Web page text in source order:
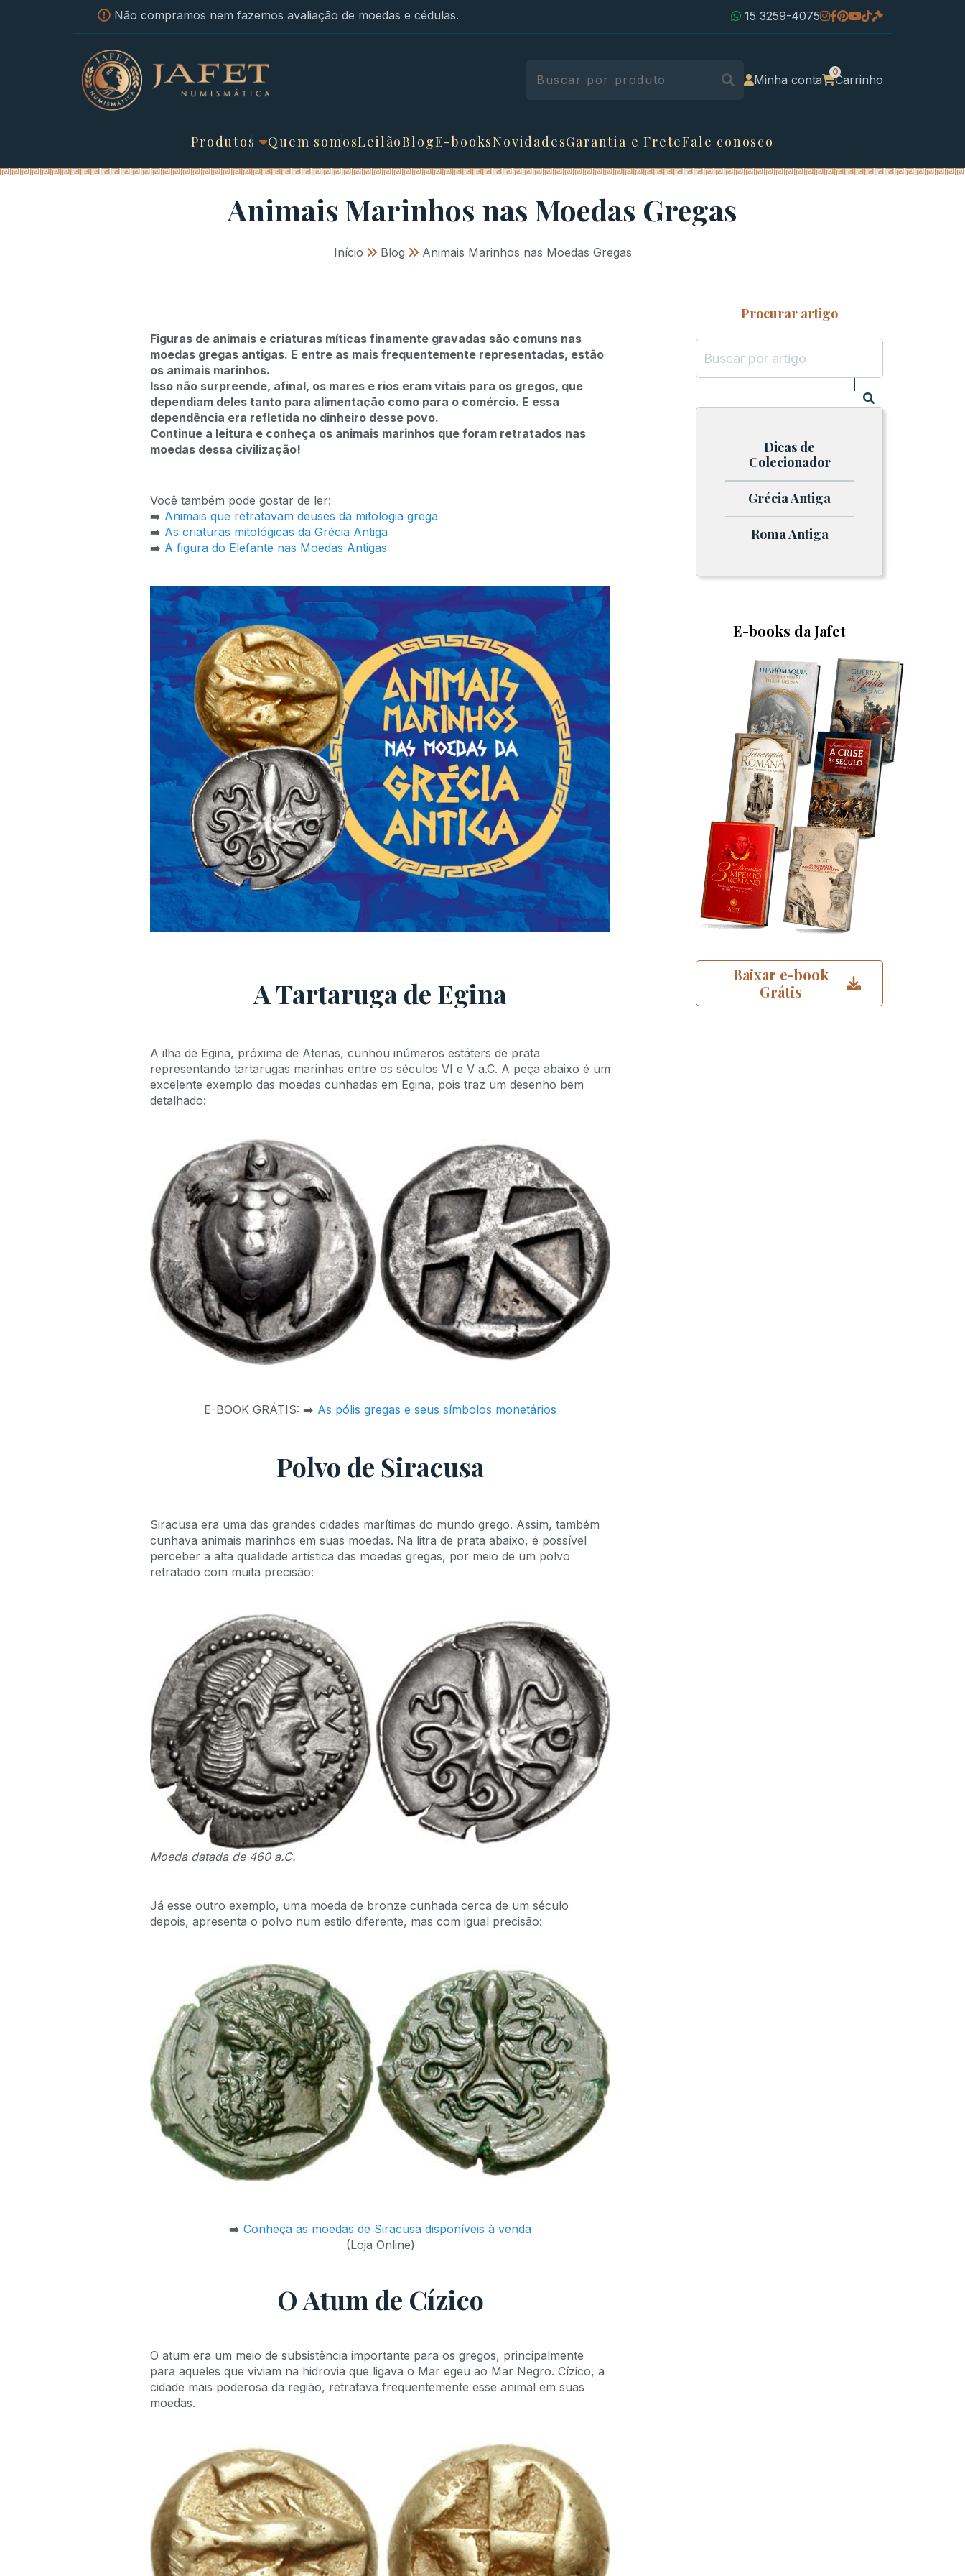
Não compramos nem fazemos avaliação de moedas e cédulas. 15 3259-4075
Minha conta Carrinho
Produtos Quem somosLeilãoBlogE-booksNovidadesGarantia e FreteFale conosco
Animais Marinhos nas Moedas Gregas
Início » Blog » Animais Marinhos nas Moedas Gregas
Figuras de animais e criaturas míticas finamente gravadas são comuns nas
moedas gregas antigas. E entre as mais frequentemente representadas, estão
os animais marinhos.
Isso não surpreende, afinal, os mares e rios eram vitais para os gregos, que
dependiam deles tanto para alimentação como para o comércio. E essa
dependência era refletida no dinheiro desse povo.
Continue a leitura e conheça os animais marinhos que foram retratados nas
moedas dessa civilização!
Você também pode gostar de ler:
➡️ Animais que retratavam deuses da mitologia grega
➡️ As criaturas mitológicas da Grécia Antiga
➡️ A figura do Elefante nas Moedas Antigas
A Tartaruga de Egina
A ilha de Egina, próxima de Atenas, cunhou inúmeros estáters de prata
representando tartarugas marinhas entre os séculos VI e V a.C. A peça abaixo é um
excelente exemplo das moedas cunhadas em Egina, pois traz um desenho bem
detalhado:
E-BOOK GRÁTIS: ➡️ As pólis gregas e seus símbolos monetários
Polvo de Siracusa
Siracusa era uma das grandes cidades marítimas do mundo grego. Assim, também
cunhava animais marinhos em suas moedas. Na litra de prata abaixo, é possível
perceber a alta qualidade artística das moedas gregas, por meio de um polvo
retratado com muita precisão:
Moeda datada de 460 a.C.
Já esse outro exemplo, uma moeda de bronze cunhada cerca de um século
depois, apresenta o polvo num estilo diferente, mas com igual precisão:
➡️ Conheça as moedas de Siracusa disponíveis à venda
(Loja Online)
O Atum de Cízico
O atum era um meio de subsistência importante para os gregos, principalmente
para aqueles que viviam na hidrovia que ligava o Mar egeu ao Mar Negro. Cízico, a
cidade mais poderosa da região, retratava frequentemente esse animal em suas
moedas.
Procurar artigo
Dicas de
Colecionador
Grécia Antiga
Roma Antiga
E-books da Jafet
Baixar e-book
Grátis